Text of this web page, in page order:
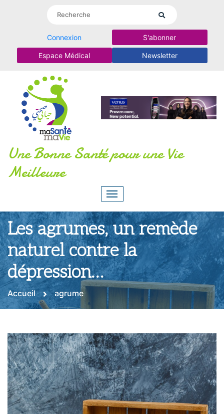
Connexion S'abonner
Espace Médical Newsletter
Une Bonne Santé pour une Vie
Meilleure
Les agrumes, un remède
naturel contre la
dépression…
Accueil agrume